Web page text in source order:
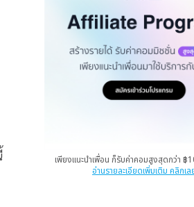
เพียงแนะนำเพื่อน ก็รับค่าคอมสูงสุดกว่า ฿
อ่านรายละเอียดเพิ่มเติม คลิกเล